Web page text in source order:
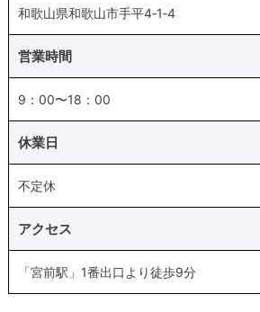
和歌山県和歌山市手平4‐1‐4
営業時間
9：00〜18：00
休業日
不定休
アクセス
「宮前駅」1番出口より徒歩9分